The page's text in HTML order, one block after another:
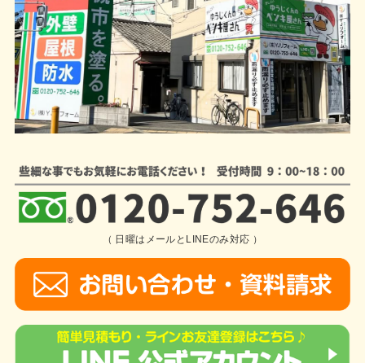
（ 日曜はメールとLINEのみ対応 ）